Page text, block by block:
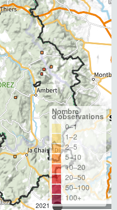
2021
Nombre
d'observations
0–1
1–2
2–5
5–10
10–20
20–50
50–100
100+